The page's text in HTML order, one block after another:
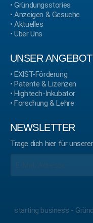
•Gründungsstories
•Anzeigen & Gesuche
•Aktuelles
•Über Uns
UNSER ANGEBOT
•EXIST-Förderung
•Patente & Lizenzen
•Hightech-Inkubator
•Forschung & Lehre
NEWSLETTER
Trage dich hier für
starting business -